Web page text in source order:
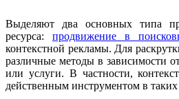
Выделяют два основных типа
ресурса: продвижение в
контекстной рекламы. Для
различные методы в зависимости
или услуги. В частности,
действенным инструментом в таких